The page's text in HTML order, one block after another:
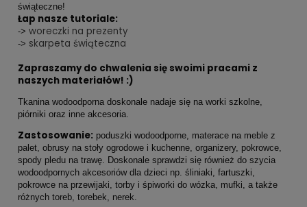
świąteczne!
Łap nasze tutoriale:
-> woreczki na prezenty
-> skarpeta świąteczna
Zapraszamy do chwalenia się swoimi pracami z
naszych materiałów! :)
Tkanina wodoodporna doskonale nadaje się na worki szkolne,
piórniki oraz inne akcesoria.
Zastosowanie: poduszki wodoodporne, materace na meble z
palet, obrusy na stoły ogrodowe i kuchenne, organizery, pokrowce,
spody pledu na trawę. Doskonale sprawdzi się również do szycia
wodoodpornych akcesoriów dla dzieci np. śliniaki, fartuszki,
pokrowce na przewijaki, torby i śpiworki do wózka, mufki, a także
różnych toreb, torebek, nerek.